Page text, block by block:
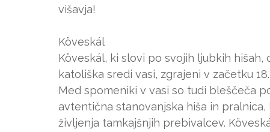
višavja!
Köveskál
Köveskál, ki slovi po svojih ljubkih
katoliška sredi vasi, zgrajeni v začetku
Med spomeniki v vasi so tudi bleščeča
avtentična stanovanjska hiša in
življenja tamkajšnjih prebivalcev.